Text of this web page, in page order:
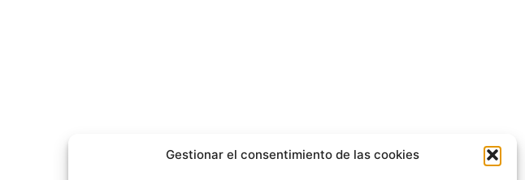
Gestionar el consentimiento de las cookies